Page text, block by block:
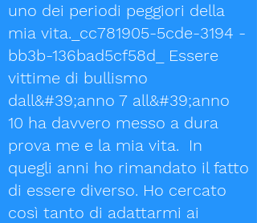
uno dei periodi peggiori della
mia vita._cc781905-5cde-3194 -
bb3b-136bad5cf58d_ Essere
vittime di bullismo
dall&#39;anno 7 all&#39;anno
10 ha davvero messo a dura
prova me e la mia vita. In
quegli anni ho rimandato il fatto
di essere diverso. Ho cercato
così tanto di adattarmi ai